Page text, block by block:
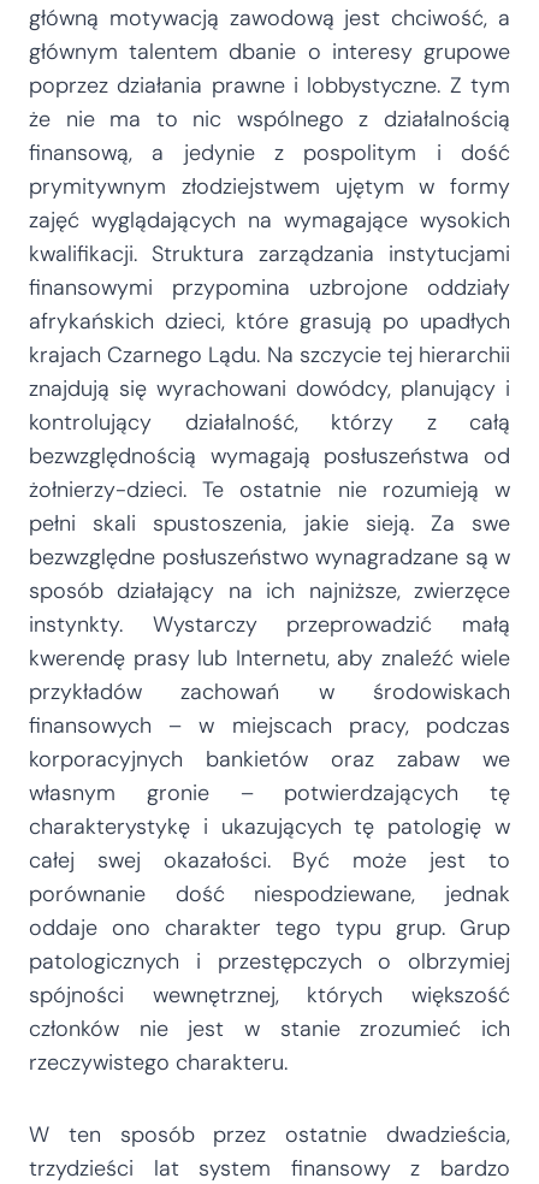
główną motywacją zawodową jest chciwość, a
głównym talentem dbanie o interesy grupowe
poprzez działania prawne i lobbystyczne. Z tym
że nie ma to nic wspólnego z działalnością
finansową, a jedynie z pospolitym i dość
prymitywnym złodziejstwem ujętym w formy
zajęć wyglądających na wymagające wysokich
kwalifikacji. Struktura zarządzania instytucjami
finansowymi przypomina uzbrojone oddziały
afrykańskich dzieci, które grasują po upadłych
krajach Czarnego Lądu. Na szczycie tej hierarchii
znajdują się wyrachowani dowódcy, planujący i
kontrolujący działalność, którzy z całą
bezwzględnością wymagają posłuszeństwa od
żołnierzy-dzieci. Te ostatnie nie rozumieją w
pełni skali spustoszenia, jakie sieją. Za swe
bezwzględne posłuszeństwo wynagradzane są w
sposób działający na ich najniższe, zwierzęce
instynkty. Wystarczy przeprowadzić małą
kwerendę prasy lub Internetu, aby znaleźć wiele
przykładów zachowań w środowiskach
finansowych – w miejscach pracy, podczas
korporacyjnych bankietów oraz zabaw we
własnym gronie – potwierdzających tę
charakterystykę i ukazujących tę patologię w
całej swej okazałości. Być może jest to
porównanie dość niespodziewane, jednak
oddaje ono charakter tego typu grup. Grup
patologicznych i przestępczych o olbrzymiej
spójności wewnętrznej, których większość
członków nie jest w stanie zrozumieć ich
rzeczywistego charakteru.
W ten sposób przez ostatnie dwadzieścia,
trzydzieści lat system finansowy z bardzo